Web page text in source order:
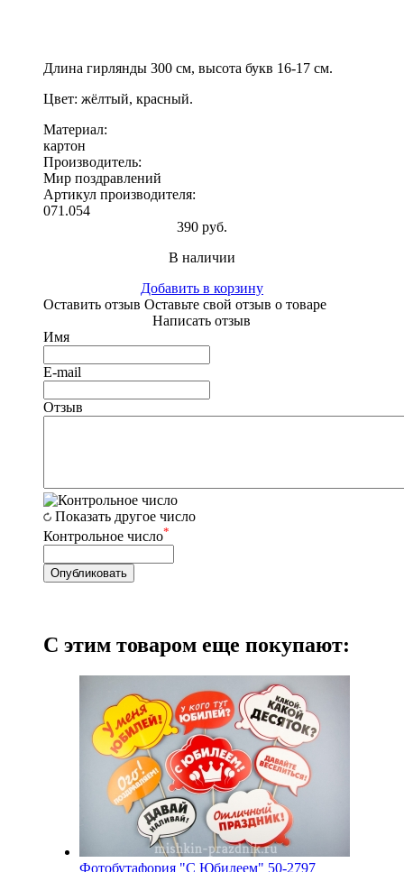
Длина гирлянды 300 см, высота букв 16-17 см.
Цвет: жёлтый, красный.
Материал:
картон
Производитель:
Мир поздравлений
Артикул производителя:
071.054
390 руб.
В наличии
Добавить в корзину
Оставить отзыв Оставьте свой отзыв о товаре
Написать отзыв
Имя
E-mail
Отзыв
Показать другое число
Контрольное число*
С этим товаром еще покупают:
Фотобутафория "С Юбилеем" 50-2797